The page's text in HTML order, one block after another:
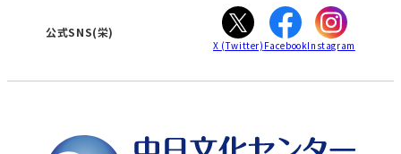
大垣
津
公式SNS(栄)
X (Twitter) FacebookInstagram